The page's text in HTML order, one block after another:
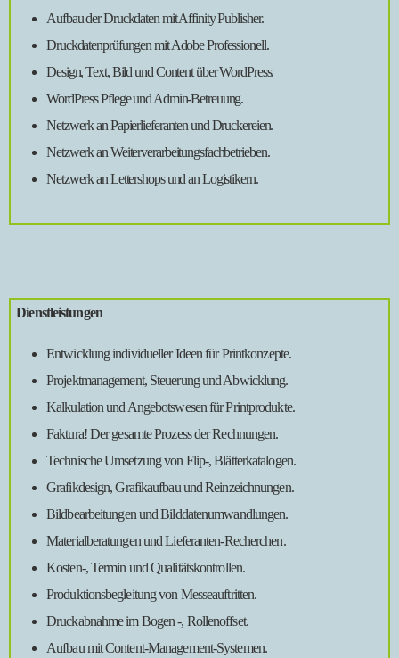
Aufbau der Druckdaten mit Affinity Publisher.
Druckdatenprüfungen mit Adobe Professionell.
Design, Text, Bild und Content über WordPress.
WordPress Pflege und Admin-Betreuung.
Netzwerk an Papierlieferanten und Druckereien.
Netzwerk an Weiterverarbeitungsfachbetrieben.
Netzwerk an Lettershops und an Logistikern.
Dienstleistungen
Entwicklung individueller Ideen für Printkonzepte.
Projektmanagement, Steuerung und Abwicklung.
Kalkulation und Angebotswesen für Printprodukte.
Faktura! Der gesamte Prozess der Rechnungen.
Technische Umsetzung von Flip-, Blätterkatalogen.
Grafikdesign, Grafikaufbau und Reinzeichnungen.
Bildbearbeitungen und Bilddatenumwandlungen.
Materialberatungen und Lieferanten-Recherchen.
Kosten-, Termin und Qualitätskontrollen.
Produktionsbegleitung von Messeauftritten.
Druckabnahme im Bogen -, Rollenoffset.
Aufbau mit Content-Management-Systemen.